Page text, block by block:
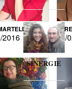
2016 15/
SINERGIE